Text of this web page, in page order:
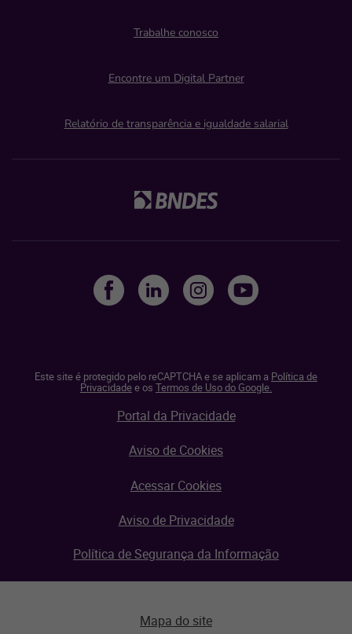
Trabalhe conosco
Encontre um Digital Partner
Relatório de transparência e igualdade salarial
Este site é protegido pelo reCAPTCHA e se aplicam a Política de
Privacidadee os Termos de Uso do Google.
Portal da Privacidade
Aviso de Cookies
Acessar Cookies
Aviso de Privacidade
Política de Segurança da Informação
Mapa do site